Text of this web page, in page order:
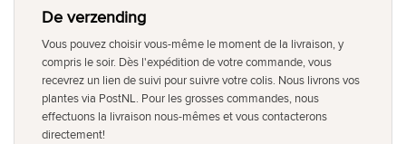
De verzending
Vous pouvez choisir vous-même le moment de la livraison, y
compris le soir. Dès l'expédition de votre commande, vous
recevrez un lien de suivi pour suivre votre colis. Nous livrons vos
plantes via PostNL. Pour les grosses commandes, nous
effectuons la livraison nous-mêmes et vous contacterons
directement!